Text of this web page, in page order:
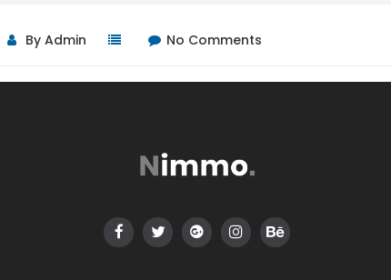
By Admin No Comments